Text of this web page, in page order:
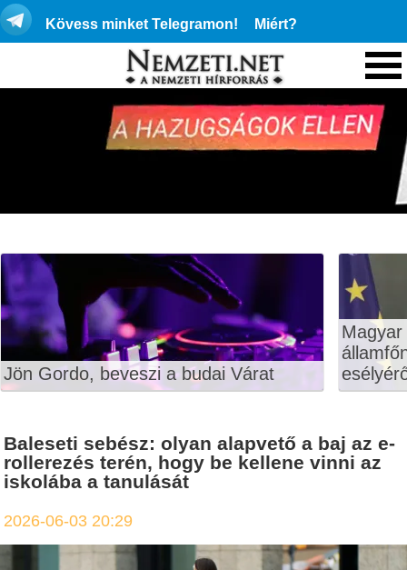
Kövess minket Telegramon! Miért?
Jön Gordo, beveszi a budai Várat
Baleseti sebész: olyan alapvető a baj az e-
rollerezés terén, hogy be kellene vinni az
iskolába a tanulását
2026-06-03 20:29